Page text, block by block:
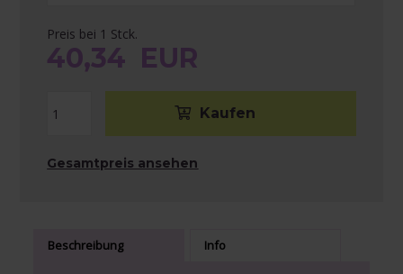
Preis bei 1 Stck.
40,34 EUR
Gesamtpreis ansehen
Beschreibung Info